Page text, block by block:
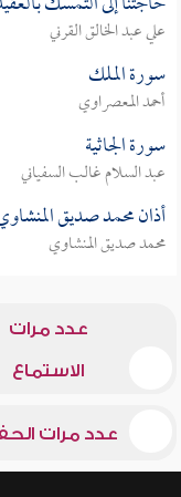
علي عبد الخالق القرني
سورة الملك
أحمد المعصراوي
سورة الجاثية
عبد السلام غالب السفياني
أذان محمد صديق
محمد صديق المنشاوي
عدد مرات
الاستماع
عدد مرات